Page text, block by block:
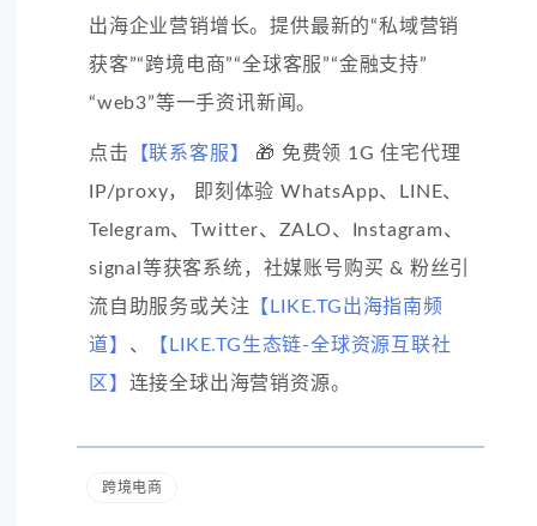
出海企业营销增长。提供最新的“私域营销
获客”“跨境电商”“全球客服”“金融支持”
“web3”等一手资讯新闻。
点击 【联系客服】
🎁 免费领 1G 住宅代理
IP/proxy， 即刻体验 WhatsApp、LINE、
Telegram、Twitter、ZALO、Instagram、
signal等获客系统，社媒账号购买 & 粉丝引
流自助服务或关注 【LIKE.TG出海指南频
道】 、
【LIKE.TG生态链-全球资源互联社
区】 连接全球出海营销资源。
跨境电商